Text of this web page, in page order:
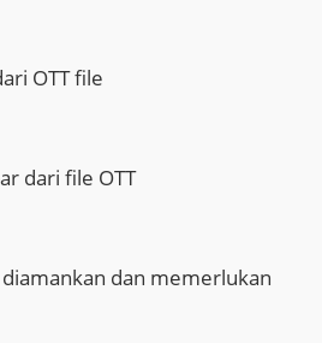
OTT file
dari file OTT
diamankan dan memerlukan